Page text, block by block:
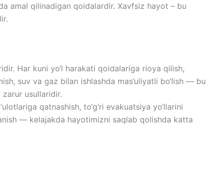
amal qilinadigan qoidalardir. Xavfsiz hayot – bu
Har kuni yo‘l harakati qoidalariga rioya qilish,
suv va gaz bilan ishlashda mas’uliyatli bo‘lish — bu
usullaridir.
qatnashish, to‘g‘ri evakuatsiya yo‘llarini
— kelajakda hayotimizni saqlab qolishda katta